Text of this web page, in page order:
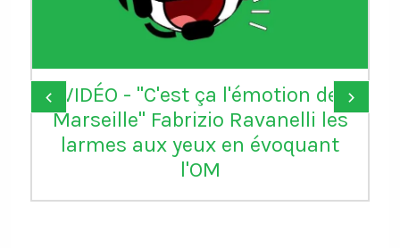
VIDÉO - "C'est ça l'émotion de
Marseille" Fabrizio Ravanelli les
larmes aux yeux en évoquant
l'OM
‹ ›